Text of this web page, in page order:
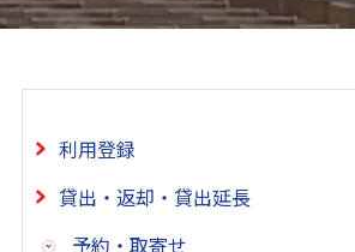
利用登録
貸出・返却・貸出延長
予約・取寄せ